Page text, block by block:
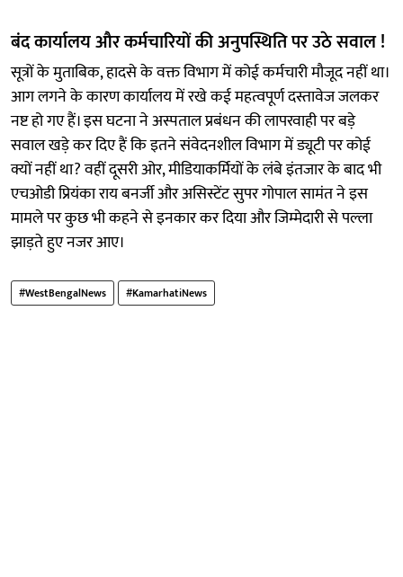
बंद कार्यालय और कर्मचारियों की अनुपस्थिति पर उठे सवाल !
सूत्रों के मुताबिक, हादसे के वक्त विभाग में कोई कर्मचारी मौजूद नहीं था।
आग लगने के कारण कार्यालय में रखे कई महत्वपूर्ण दस्तावेज जलकर
नष्ट हो गए हैं। इस घटना ने अस्पताल प्रबंधन की लापरवाही पर बड़े
सवाल खड़े कर दिए हैं कि इतने संवेदनशील विभाग में ड्यूटी पर कोई
क्यों नहीं था? वहीं दूसरी ओर, मीडियाकर्मियों के लंबे इंतजार के बाद भी
एचओडी प्रियंका राय बनर्जी और असिस्टेंट सुपर गोपाल सामंत ने इस
मामले पर कुछ भी कहने से इनकार कर दिया और जिम्मेदारी से पल्ला
झाड़ते हुए नजर आए।
#WestBengalNews #KamarhatiNews